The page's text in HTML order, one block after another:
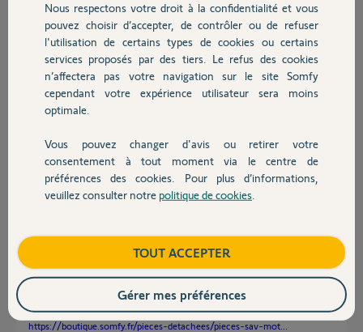
Chauffage
Autres produits
Devis avec un pro
Contact
il y a environ 8 ans
Participer au fil de discussion
Réponses
Ensuite, ce qui a grillé, c'est le moteur ou la carte ?
S'il existe des pièces, vous pourriez les remplacer.
Si pas disponible, cela pourrait se réparer.
Montrez des photos des pièces en cause.
https://boutique.somfy.fr/pieces-detachees/pieces-sav-mot...
Nous respectons votre droit à la confidentialité et vous
pouvez choisir d’accepter, de contrôler ou de refuser
l'utilisation de certains types de cookies ou certains
services proposés par des tiers. Le refus des cookies
n’affectera pas votre navigation sur le site Somfy
cependant votre expérience utilisateur sera moins
optimale.
Vous pouvez changer d'avis ou retirer votre
consentement à tout moment via le centre de
préférences des cookies. Pour plus d’informations,
veuillez consulter notre politique de cookies
TOUT ACCEPTER
Gérer mes préférences